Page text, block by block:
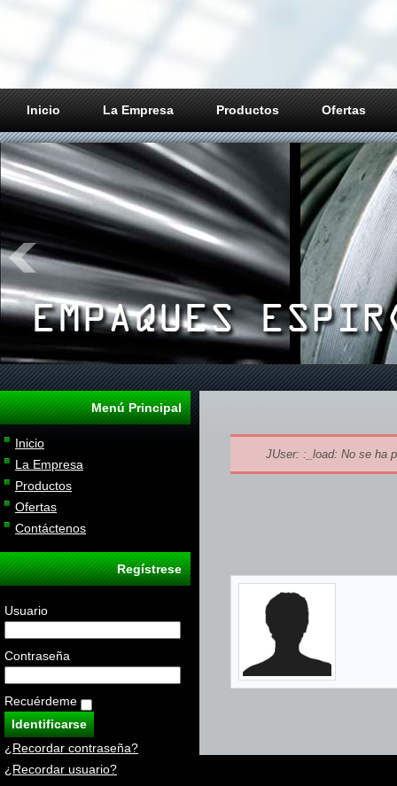
Inicio La Empresa Productos Ofertas
Menú Principal
Inicio
La Empresa
Productos
Ofertas
Contáctenos
Regístrese
Usuario
Contraseña
Recuérdeme
¿Recordar contraseña?
¿Recordar usuario?
JUser: :_load: No se ha